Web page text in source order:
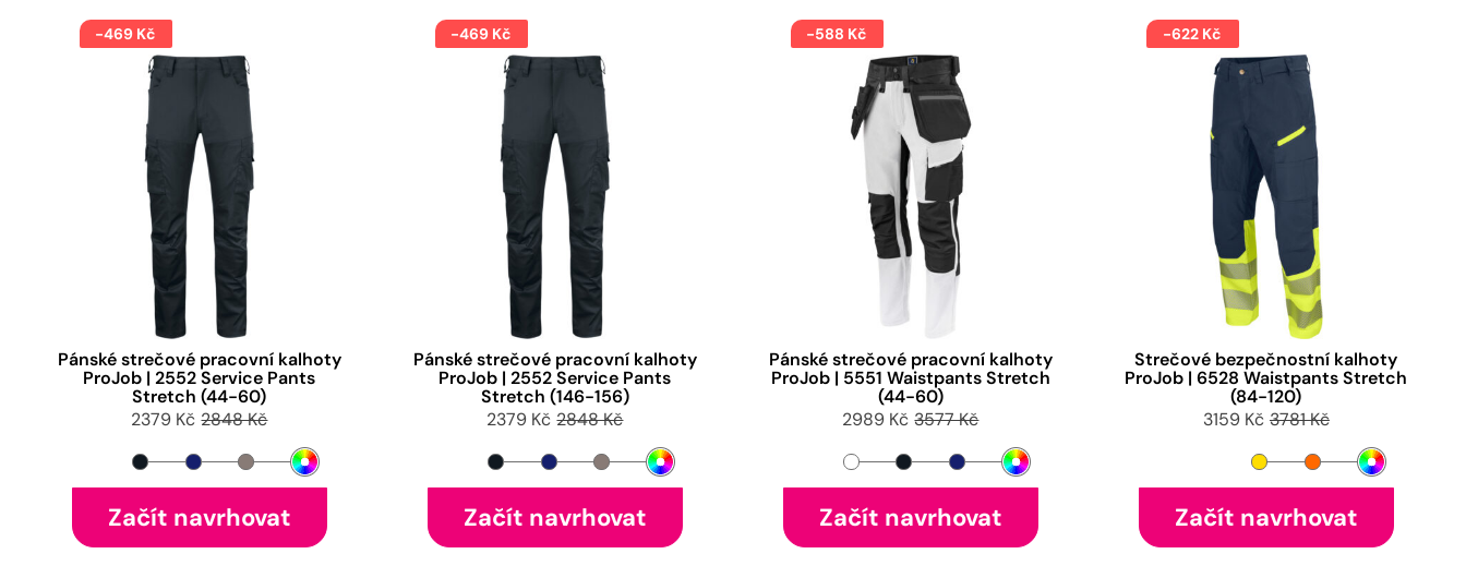
-469 Kč
Pánské strečové pracovní kalhoty
ProJob | 2552 Service Pants
Stretch (44-60)
2379 Kč 2848 Kč
Začít navrhovat
-469 Kč
Pánské strečové pracovní kalhoty
ProJob | 2552 Service Pants
Stretch (146-156)
2379 Kč 2848 Kč
Začít navrhovat
-588 Kč
Pánské strečové pracovní kalhoty
ProJob | 5551 Waistpants Stretch
(44-60)
2989 Kč 3577 Kč
Začít navrhovat
-622 Kč
Strečové bezpečnostní kalhoty
ProJob | 6528 Waistpants Stretch
(84-120)
3159 Kč 3781 Kč
Začít navrhovat